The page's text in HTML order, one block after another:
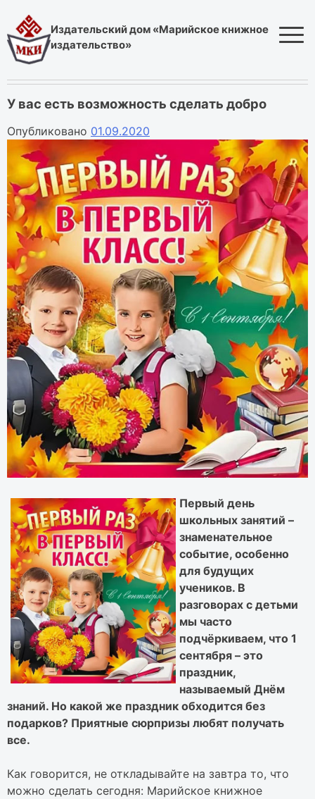
to
content
Издательский дом «Марийское книжное
издательство»
У вас есть возможность сделать добро
Опубликовано 01.09.2020
Первый день
школьных занятий –
знаменательное
событие, особенно
для будущих
учеников. В
разговорах с детьми
мы часто
подчёркиваем, что 1
сентября – это
праздник,
называемый Днём
знаний. Но какой же праздник обходится без
подарков? Приятные сюрпризы любят получать
все.
Как говорится, не откладывайте на завтра то, что
можно сделать сегодня: Марийское книжное